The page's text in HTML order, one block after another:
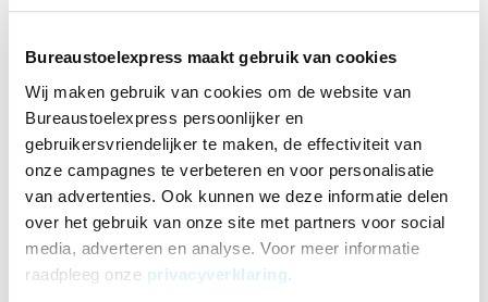
Bureaustoelexpress maakt gebruik van cookies
Wij maken gebruik van cookies om de website van
Bureaustoelexpress persoonlijker en
gebruikersvriendelijker te maken, de effectiviteit van
onze campagnes te verbeteren en voor personalisatie
van advertenties. Ook kunnen we deze informatie delen
over het gebruik van onze site met partners voor social
media, adverteren en analyse. Voor meer informatie
raadpleeg onze privacyverklaring.
Dinsdag
08:30 t/m 17:30
Woensdag
08:30 t/m 17:30
Donderdag
08:30 t/m 17:30
Vrijdag
08:30 t/m 17:30
Zaterdag
10:00 t/m 16:00
Zondag
Gesloten
18-7-26Gesloten
25-7-26 Gesloten
1-8-26Gesloten